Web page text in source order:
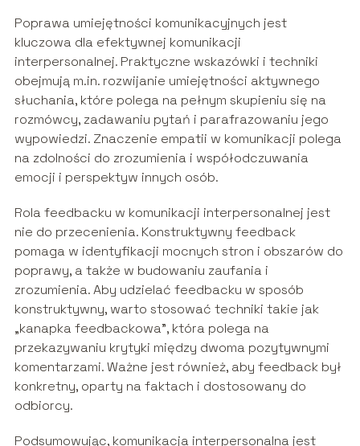
Poprawa umiejętności komunikacyjnych jest
kluczowa dla efektywnej komunikacji
interpersonalnej. Praktyczne wskazówki i techniki
obejmują m.in. rozwijanie umiejętności aktywnego
słuchania, które polega na pełnym skupieniu się na
rozmówcy, zadawaniu pytań i parafrazowaniu jego
wypowiedzi. Znaczenie empatii w komunikacji polega
na zdolności do zrozumienia i współodczuwania
emocji i perspektyw innych osób.
Rola feedbacku w komunikacji interpersonalnej jest
nie do przecenienia. Konstruktywny feedback
pomaga w identyfikacji mocnych stron i obszarów do
poprawy, a także w budowaniu zaufania i
zrozumienia. Aby udzielać feedbacku w sposób
konstruktywny, warto stosować techniki takie jak
„kanapka feedbackowa”, która polega na
przekazywaniu krytyki między dwoma pozytywnymi
komentarzami. Ważne jest również, aby feedback był
konkretny, oparty na faktach i dostosowany do
odbiorcy.
Podsumowując, komunikacja interpersonalna jest